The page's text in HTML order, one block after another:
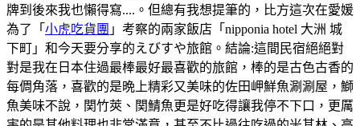
牌到後來我也懶得寫....。但總有我想提筆的，比方這次在愛媛
為了「 小虎吃貨團 」考察的兩家飯店「nipponia hotel 大洲 城
下町」和今天要分享的えびすや旅館。結論:這間民宿絕絕對
對是我在日本住過最棒最好最喜歡的旅館，棒的是古色古香的
每倜角落，喜歡的是晩上精彩又美味的佐田岬鮮魚涮涮屋，鰤
魚美味不說，関竹莢、関鯖魚更是好吃得讓我停不下口，更厲